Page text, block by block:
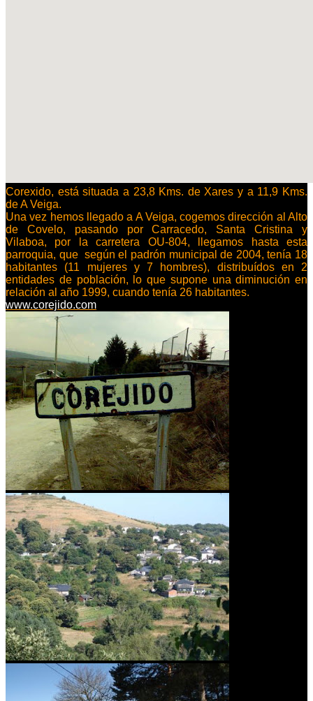
Corexido, está situada a 23,8 Kms. de Xares y a 11,9 Kms.
de A Veiga.
Una vez hemos llegado a A Veiga, cogemos dirección al Alto
de Covelo, pasando por Carracedo, Santa Cristina y
Vilaboa, por la carretera OU-804, llegamos hasta esta
parroquia, que según el padrón municipal de 2004, tenía 18
habitantes (11 mujeres y 7 hombres), distribuídos en 2
entidades de población, lo que supone una diminución en
relación al año 1999, cuando tenía 26 habitantes.
www.corejido.com